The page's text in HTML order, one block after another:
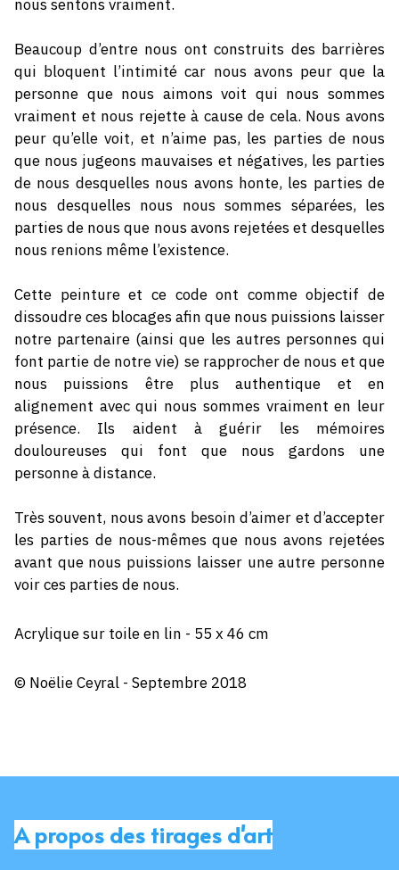
nous sentons vraiment.
Beaucoup d’entre nous ont construits des barrières
qui bloquent l’intimité car nous avons peur que la
personne que nous aimons voit qui nous sommes
vraiment et nous rejette à cause de cela. Nous avons
peur qu’elle voit, et n’aime pas, les parties de nous
que nous jugeons mauvaises et négatives, les parties
de nous desquelles nous avons honte, les parties de
nous desquelles nous nous sommes séparées, les
parties de nous que nous avons rejetées et desquelles
nous renions même l’existence.
Cette peinture et ce code ont comme objectif de
dissoudre ces blocages afin que nous puissions laisser
notre partenaire (ainsi que les autres personnes qui
font partie de notre vie) se rapprocher de nous et que
nous puissions être plus authentique et en
alignement avec qui nous sommes vraiment en leur
présence. Ils aident à guérir les mémoires
douloureuses qui font que nous gardons une
personne à distance.
Très souvent, nous avons besoin d’aimer et d’accepter
les parties de nous-mêmes que nous avons rejetées
avant que nous puissions laisser une autre personne
voir ces parties de nous.
Acrylique sur toile en lin - 55 x 46 cm
© Noëlie Ceyral - Septembre 2018
A propos des tirages d'art